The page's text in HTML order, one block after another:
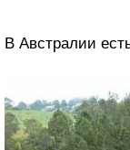
В Австралии